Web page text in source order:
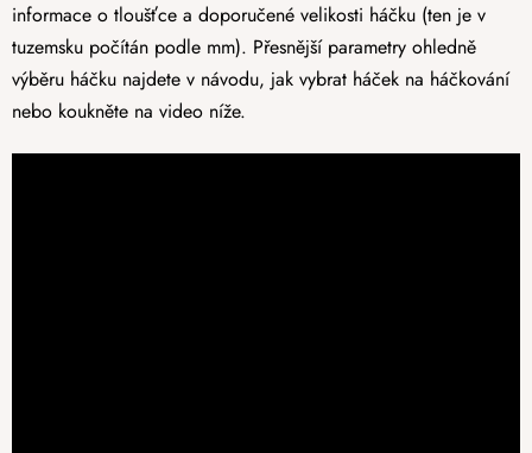
informace o tloušťce a doporučené velikosti háčku (ten je v
tuzemsku počítán podle mm). Přesnější parametry ohledně
výběru háčku najdete v návodu, jak vybrat háček na háčkování
nebo koukněte na video níže.